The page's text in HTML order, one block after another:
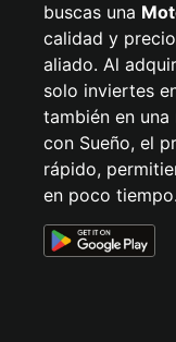
buscas una
calidad y
aliado. Al
solo inviertes
también en
con Sueño, el
rápido,
en poco tiempo.